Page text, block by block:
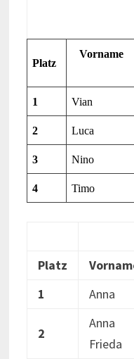
Platz
Vorname
1 Vian
2 Luca
3 Nino
4 Timo
Platz
1
Anna
2
Anna
Frieda